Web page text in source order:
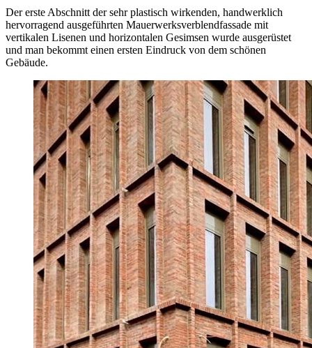
Der erste Abschnitt der sehr plastisch wirkenden, handwerklich
hervorragend ausgeführten Mauerwerksverblendfassade mit
vertikalen Lisenen und horizontalen Gesimsen wurde ausgerüstet
und man bekommt einen ersten Eindruck von dem schönen
Gebäude.